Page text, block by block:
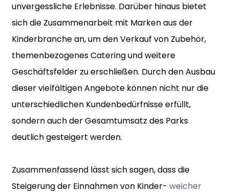
unvergessliche Erlebnisse. Darüber hinaus bietet
sich die Zusammenarbeit mit Marken aus der
Kinderbranche an, um den Verkauf von Zubehör,
themenbezogenes Catering und weitere
Geschäftsfelder zu erschließen. Durch den Ausbau
dieser vielfältigen Angebote können nicht nur die
unterschiedlichen Kundenbedürfnisse erfüllt,
sondern auch der Gesamtumsatz des Parks
deutlich gesteigert werden.
Zusammenfassend lässt sich sagen, dass die
Steigerung der Einnahmen von Kinder- weicher